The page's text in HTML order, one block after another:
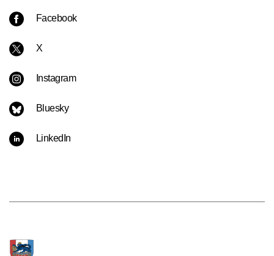
Facebook
X
Instagram
Bluesky
LinkedIn